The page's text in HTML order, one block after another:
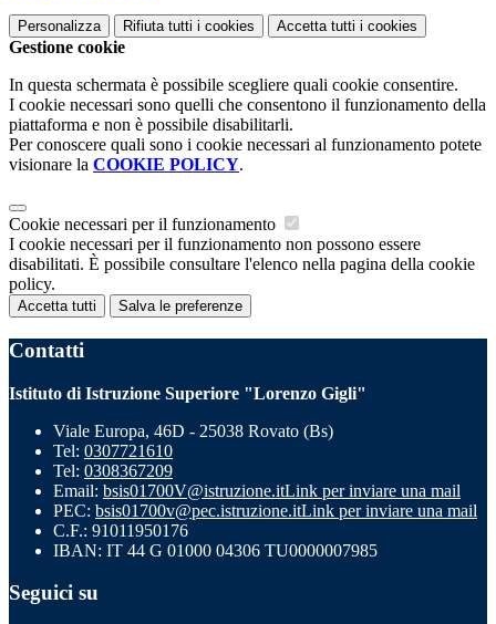
Personalizza Rifiuta tutti i cookies Accetta tutti i cookies
Gestione cookie
In questa schermata è possibile scegliere quali cookie consentire.
I cookie necessari sono quelli che consentono il funzionamento della
piattaforma e non è possibile disabilitarli.
Per conoscere quali sono i cookie necessari al funzionamento potete
visionare la COOKIE POLICY.
Cookie necessari per il funzionamento
I cookie necessari per il funzionamento non possono essere
disabilitati. È possibile consultare l'elenco nella pagina della cookie
policy.
Accetta tutti Salva le preferenze
Contatti
Istituto di Istruzione Superiore "Lorenzo Gigli"
Viale Europa, 46D - 25038 Rovato (Bs)
Tel: 0307721610
Tel: 0308367209
Email: bsis01700V@istruzione.itLink per inviare una mail
PEC: bsis01700v@pec.istruzione.itLink per inviare una mail
C.F.: 91011950176
IBAN: IT 44 G 01000 04306 TU0000007985
Seguici su